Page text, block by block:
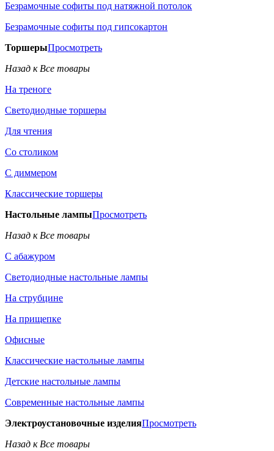
Безрамочные софиты под натяжной потолок
Безрамочные софиты под гипсокартон
ТоршерыПросмотреть
Назад к Все товары
На треноге
Светодиодные торшеры
Для чтения
Со столиком
С диммером
Классические торшеры
Настольные лампыПросмотреть
Назад к Все товары
С абажуром
Светодиодные настольные лампы
На струбцине
На прищепке
Офисные
Классические настольные лампы
Детские настольные лампы
Современные настольные лампы
Электроустановочные изделияПросмотреть
Назад к Все товары